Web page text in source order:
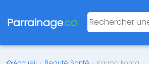
Parrainage.co